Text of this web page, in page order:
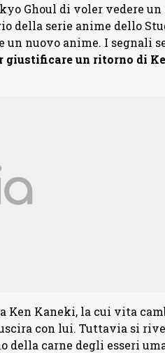
Ghoul di voler vedere
della serie anime dello
nuovo anime. I segnali
giustificare un ritorno di
Ken Kaneki, la cui vita
con lui. Tuttavia si
della carne degli esseri